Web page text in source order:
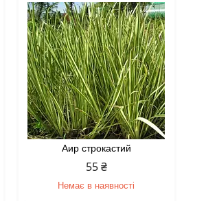
Аир строкастий
55 ₴
Немає в наявності